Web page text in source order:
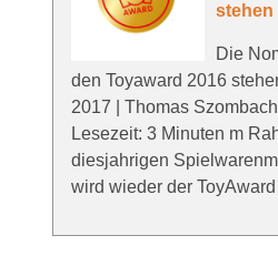
stehen
Die
den Toyaward 2016
2017 | Thomas
Lesezeit: 3 Minuten m
diesjahrigen
wird wieder der